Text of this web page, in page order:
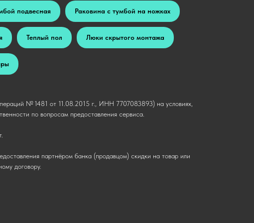
подвесная Раковина с тумбой на ножках
Теплый пол Люки скрытого монтажа
№ 1481 от 11.08.2015 г., ИНН 7707083893) на условиях,
по вопросам предоставления сервиса.
партнёром банка (продавцом) скидки на товар или
договору.